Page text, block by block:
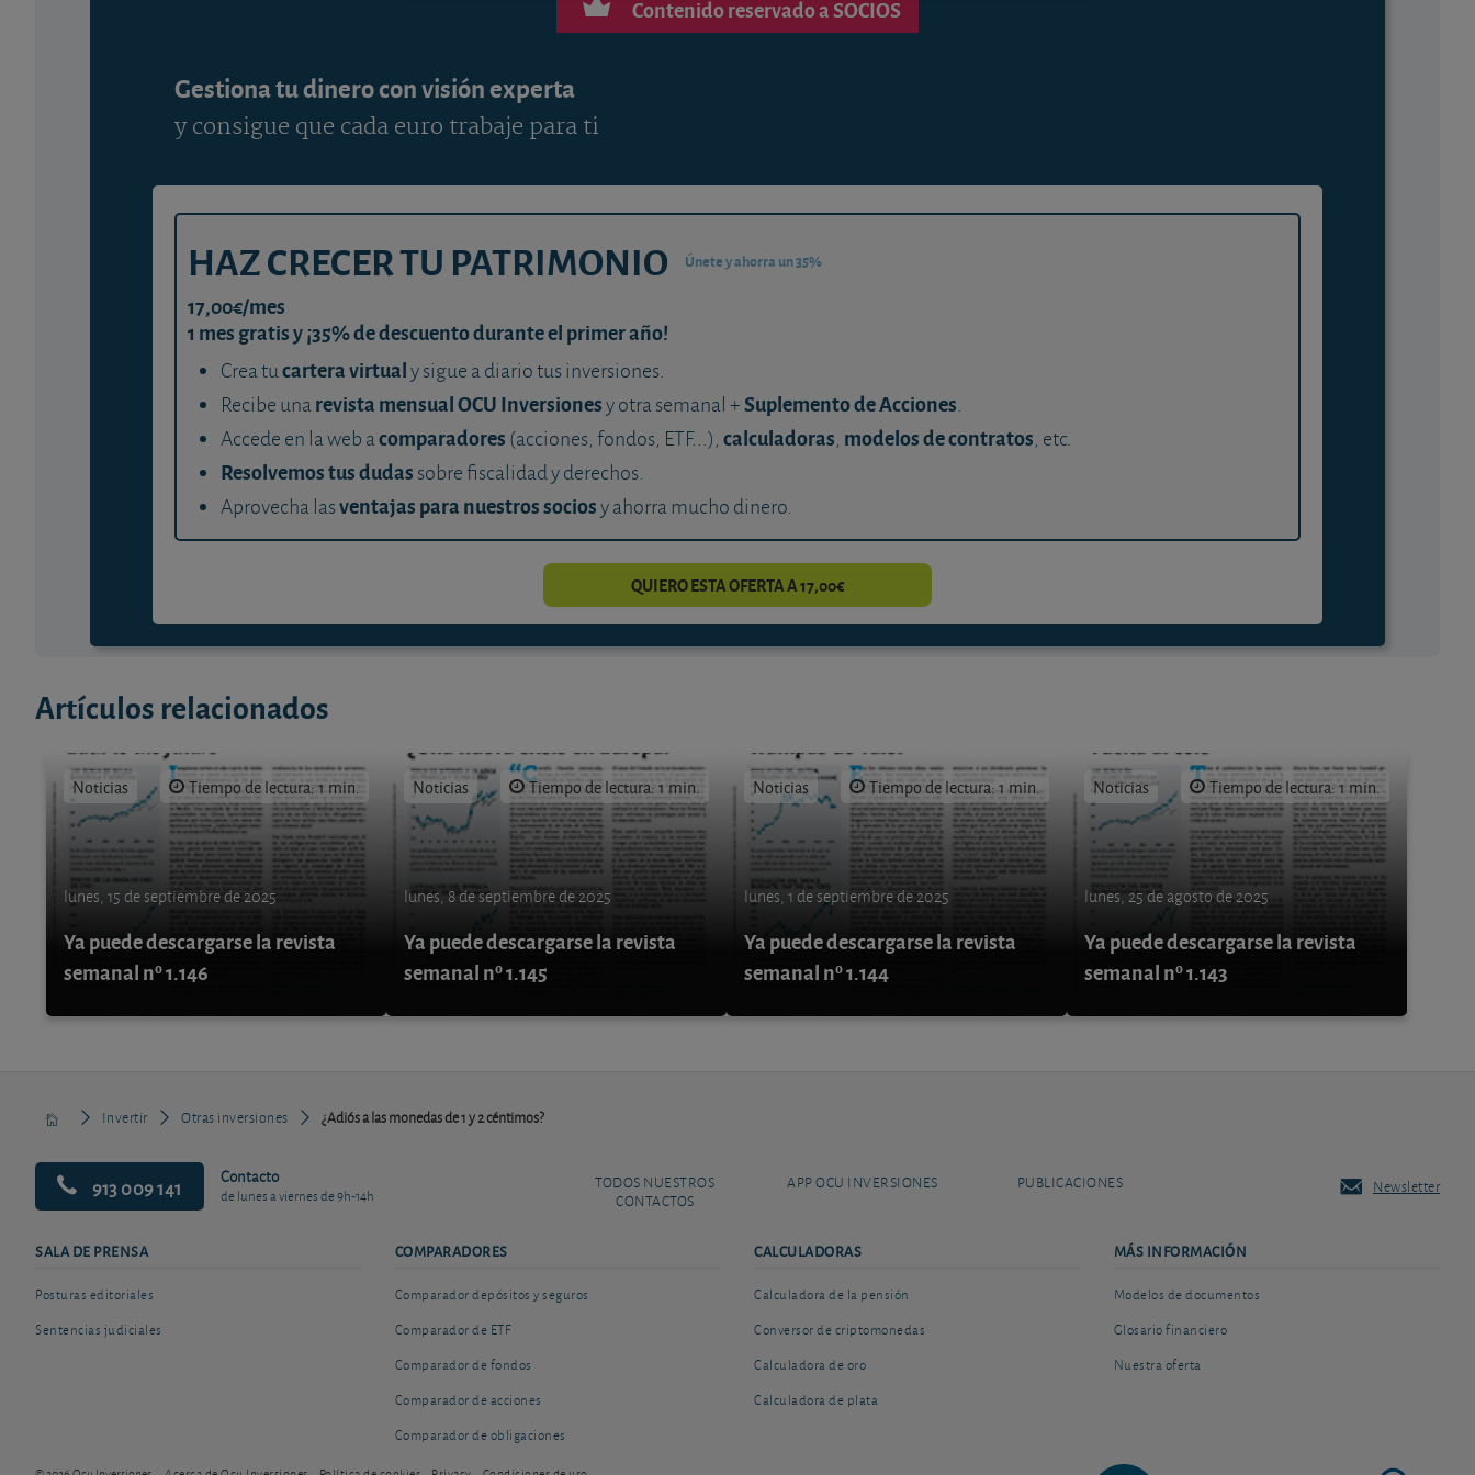
Contenido reservado a SOCIOS
Gestiona tu dinero con visión experta
y consigue que cada euro trabaje para ti
HAZ CRECER TU PATRIMONIO Únete y ahorra un 35%
17,00€/mes
1 mes gratis y ¡35% de descuento durante el primer año!
Crea tucartera virtualy sigue a diario tus inversiones.
Recibe unarevista mensual OCU Inversionesy otra semanal +Suplemento de Acciones.
Accede en la web acomparadores (acciones, fondos, ETF...), calculadoras, modelos de contratos, etc.
Resolvemos tus dudas sobre fiscalidad y derechos.
Aprovecha lasventajas para nuestros sociosy ahorra mucho dinero.
QUIERO ESTA OFERTA A 17,00€
Artículos relacionados
Noticias Tiempo de lectura: 1 min.
lunes, 15 de septiembre de 2025
Ya puede descargarse la revista
semanal nº 1.146
Noticias Tiempo de lectura: 1 min.
lunes, 8 de septiembre de 2025
Ya puede descargarse la revista
semanal nº 1.145
Noticias Tiempo de lectura: 1 min.
lunes, 1 de septiembre de 2025
Ya puede descargarse la revista
semanal nº 1.144
Noticias Tiempo de lectura: 1 min.
lunes, 25 de agosto de 2025
Ya puede descargarse la revista
semanal nº 1.143
Invertir Otras inversiones ¿Adiós a las monedas de 1 y 2 céntimos?
913 009 141 Contacto
de lunes a viernes de 9h-14h
TODOS NUESTROS
CONTACTOS
APP OCU INVERSIONES PUBLICACIONES Newsletter
SALA DE PRENSA
Posturas editoriales
Sentencias judiciales
COMPARADORES
Comparador depósitos y seguros
Comparador de ETF
Comparador de fondos
Comparador de acciones
Comparador de obligaciones
CALCULADORAS
Calculadora de la pensión
Conversor de criptomonedas
Calculadora de oro
Calculadora de plata
MÁS INFORMACIÓN
Modelos de documentos
Glosario financiero
Nuestra oferta